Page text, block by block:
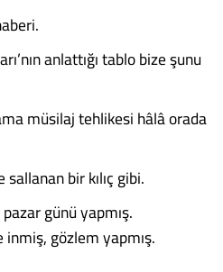
anlattığı tablo bize şunu
müsilaj tehlikesi hâlâ orada
sallanan bir kılıç gibi.
günü yapmış.
gözlem yapmış.